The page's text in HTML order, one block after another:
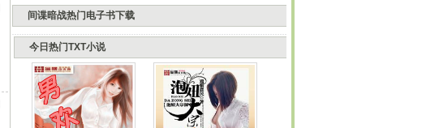
间谍暗战热门电子书下载
今日热门TXT小说